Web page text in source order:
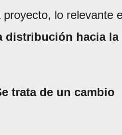
lo relevante
distribución hacia la
trata de un cambio